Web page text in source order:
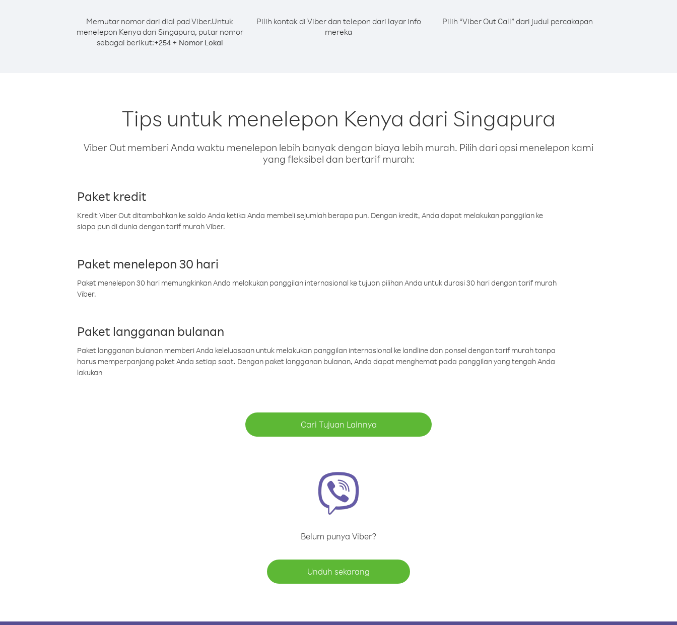
Memutar nomor dari dial pad Viber.Untuk
menelepon Kenya dari Singapura, putar nomor
sebagai berikut:+254+ Nomor Lokal
Pilih kontak di Viber dan telepon dari layar info
mereka
Pilih “Viber Out Call” dari judul percakapan
Tips untuk menelepon Kenya dari Singapura
Viber Out memberi Anda waktu menelepon lebih banyak dengan biaya lebih murah. Pilih dari opsi menelepon kami
yang fleksibel dan bertarif murah:
Paket kredit
Kredit Viber Out ditambahkan ke saldo Anda ketika Anda membeli sejumlah berapa pun. Dengan kredit, Anda dapat melakukan panggilan ke
siapa pun di dunia dengan tarif murah Viber.
Paket menelepon 30 hari
Paket menelepon 30 hari memungkinkan Anda melakukan panggilan internasional ke tujuan pilihan Anda untuk durasi 30 hari dengan tarif murah
Viber.
Paket langganan bulanan
Paket langganan bulanan memberi Anda keleluasaan untuk melakukan panggilan internasional ke landline dan ponsel dengan tarif murah tanpa
harus memperpanjang paket Anda setiap saat. Dengan paket langganan bulanan, Anda dapat menghemat pada panggilan yang tengah Anda
lakukan
Cari Tujuan Lainnya
Belum punya Viber?
Unduh sekarang